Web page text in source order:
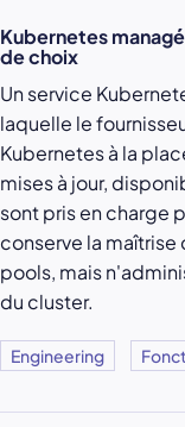
Kubernetes
de choix
Un service
laquelle le
Kubernetes à la
mises à jour,
sont pris en charge
conserve la
pools, mais
du cluster.
Engineering